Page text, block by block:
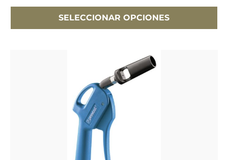
SELECCIONAR OPCIONES